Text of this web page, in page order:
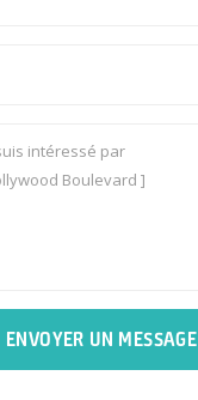
ENVOYER UN MESSAGE